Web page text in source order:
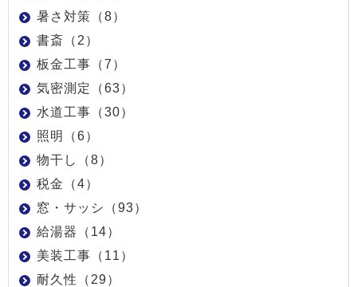
暑さ対策（8）
書斎（2）
板金工事（7）
気密測定（63）
水道工事（30）
照明（6）
物干し（8）
税金（4）
窓・サッシ（93）
給湯器（14）
美装工事（11）
耐久性（29）